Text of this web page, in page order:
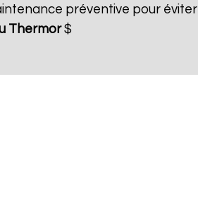
préventive pour éviter
Thermor$